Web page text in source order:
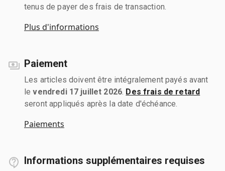
tenus de payer des frais de transaction.
Plus d'informations
Paiement
Les articles doivent être intégralement payés avant
levendredi 17 juillet 2026 Des frais de retard
seront appliqués après la date d'échéance.
Paiements
Informations supplémentaires requises